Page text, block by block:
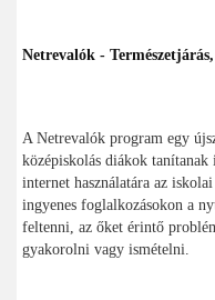
Netrevalók -
A Netrevalók program egy
középiskolás diákok tanítanak
internet használatára az
ingyenes foglalkozásokon a
feltenni, az őket érintő
gyakorolni vagy ismételni.